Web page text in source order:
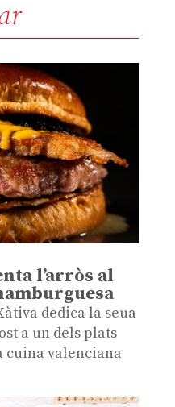
l’arròs al
dedica la seua
a un dels plats
cuina valenciana